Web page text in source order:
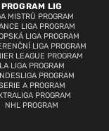
PROGRAM LIG
MISTRŮ PROGRAM
LIGA PROGRAM
LIGA PROGRAM
LIGA PROGRAM
LEAGUE PROGRAM
LA LIGA PROGRAM
PROGRAM
A PROGRAM
PROGRAM
NHL PROGRAM